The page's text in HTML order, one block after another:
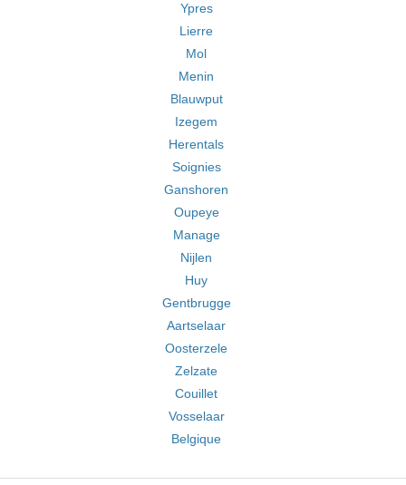
Ypres
Lierre
Mol
Menin
Blauwput
Izegem
Herentals
Soignies
Ganshoren
Oupeye
Manage
Nijlen
Huy
Gentbrugge
Aartselaar
Oosterzele
Zelzate
Couillet
Vosselaar
Belgique